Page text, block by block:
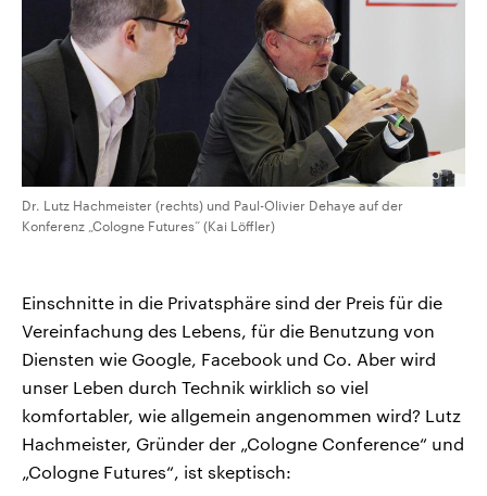
Dr. Lutz Hachmeister (rechts) und Paul-Olivier Dehaye auf der
Konferenz „Cologne Futures“ (Kai Löffler)
Einschnitte in die Privatsphäre sind der Preis für die
Vereinfachung des Lebens, für die Benutzung von
Diensten wie Google, Facebook und Co. Aber wird
unser Leben durch Technik wirklich so viel
komfortabler, wie allgemein angenommen wird? Lutz
Hachmeister, Gründer der „Cologne Conference“ und
„Cologne Futures“, ist skeptisch: